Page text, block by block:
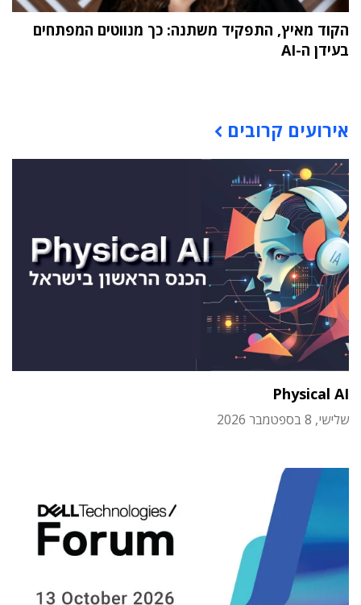
הקוד מאיץ, התפקיד משתנה: כך מנווטים המפתחים
בעידן ה-AI
אירועים קרובים
Physical AI
שלישי, 8 בספטמבר 2026